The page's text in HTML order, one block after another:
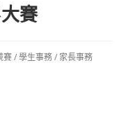
賽
賽/學生事務/ 家長事務